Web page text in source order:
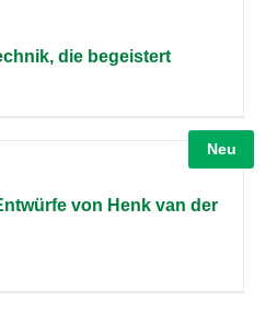
die begeistert
Neu
von Henk van der